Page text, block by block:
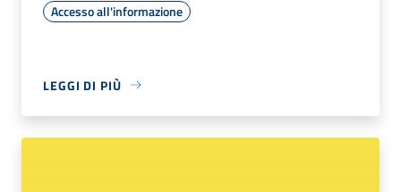
Accesso all'informazione
LEGGI DI PIÙ